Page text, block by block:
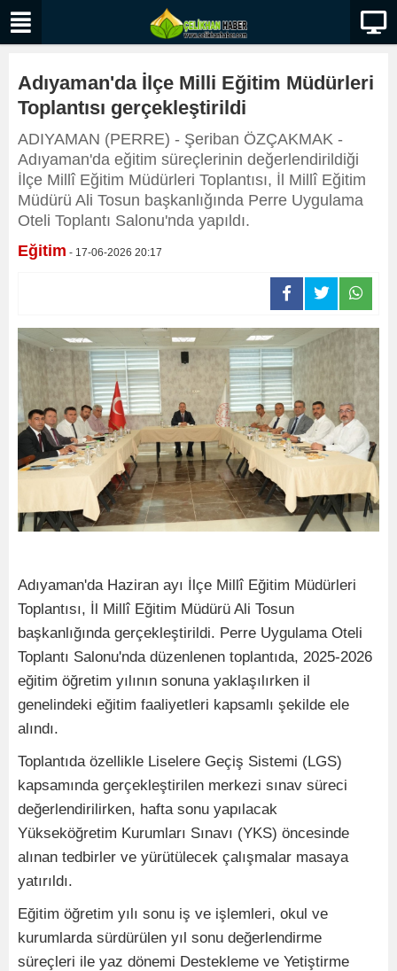
Adıyaman'da İlçe Milli Eğitim Müdürleri
Toplantısı gerçekleştirildi
ADIYAMAN (PERRE) - Şeriban ÖZÇAKMAK -
Adıyaman'da eğitim süreçlerinin değerlendirildiği
İlçe Millî Eğitim Müdürleri Toplantısı, İl Millî Eğitim
Müdürü Ali Tosun başkanlığında Perre Uygulama
Oteli Toplantı Salonu'nda yapıldı.
Eğitim - 17-06-2026 20:17
Adıyaman'da Haziran ayı İlçe Millî Eğitim Müdürleri
Toplantısı, İl Millî Eğitim Müdürü Ali Tosun
başkanlığında gerçekleştirildi. Perre Uygulama Oteli
Toplantı Salonu'nda düzenlenen toplantıda, 2025-2026
eğitim öğretim yılının sonuna yaklaşılırken il
genelindeki eğitim faaliyetleri kapsamlı şekilde ele
alındı.
Toplantıda özellikle Liselere Geçiş Sistemi (LGS)
kapsamında gerçekleştirilen merkezi sınav süreci
değerlendirilirken, hafta sonu yapılacak
Yükseköğretim Kurumları Sınavı (YKS) öncesinde
alınan tedbirler ve yürütülecek çalışmalar masaya
yatırıldı.
Eğitim öğretim yılı sonu iş ve işlemleri, okul ve
kurumlarda sürdürülen yıl sonu değerlendirme
süreçleri ile yaz dönemi Destekleme ve Yetiştirme